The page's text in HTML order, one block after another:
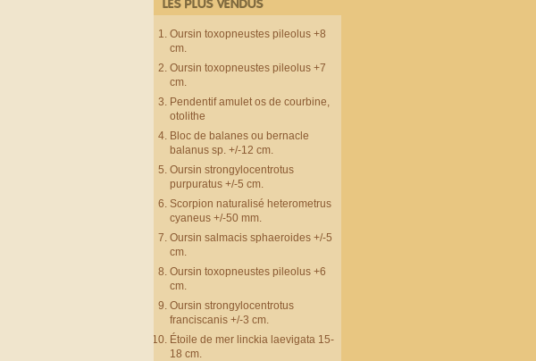
LES PLUS VENDUS
Oursin toxopneustes pileolus +8
cm.
Oursin toxopneustes pileolus +7
cm.
Pendentif amulet os de courbine,
otolithe
Bloc de balanes ou bernacle
balanus sp. +/-12 cm.
Oursin strongylocentrotus
purpuratus +/-5 cm.
Scorpion naturalisé heterometrus
cyaneus +/-50 mm.
Oursin salmacis sphaeroides +/-5
cm.
Oursin toxopneustes pileolus +6
cm.
Oursin strongylocentrotus
franciscanis +/-3 cm.
Étoile de mer linckia laevigata 15-
18 cm.